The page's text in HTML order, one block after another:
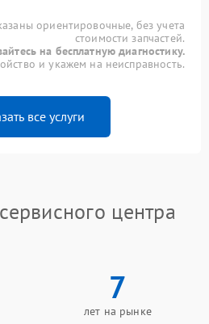
ориентировочные, без учета
стоимости запчастей.
на бесплатную диагностику.
и укажем на неисправность.
все услуги
центра
7
лет на рынке